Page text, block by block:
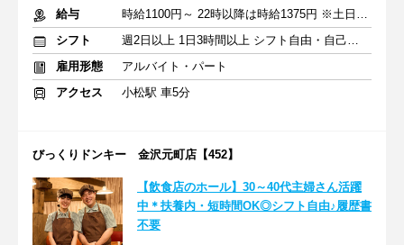
給与
時給1100円～ 22時以降は時給1375円 ※土日祝は時給100円UP
シフト
週2日以上 1日3時間以上 シフト自由・自己申告
雇用形態
アルバイト・パート
アクセス
小松駅 車5分
びっくりドンキー 金沢元町店【452】
【飲食店のホール】30～40代主婦さん活躍
中＊扶養内・短時間OK◎シフト自由♪履歴書
不要